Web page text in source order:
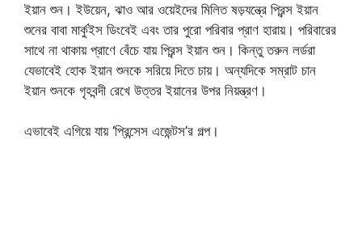
ইয়ান শুন। ইউয়েন, ঝাও আর ওয়েইদের মিলিত ষড়যন্ত্রে প্রিন্স ইয়ান
শুনের বাবা মার্কুইস ডিংবেই এবং তার পুরো পরিবার প্রাণ হারায়। পরিবারের
সাথে না থাকায় প্রাণে বেঁচে যায় প্রিন্স ইয়ান শুন। কিন্তু তরুন লর্ডরা
যেভাবেই হোক ইয়ান শুনকে সরিয়ে দিতে চায়। অন্যদিকে সম্রাট চান
ইয়ান শুনকে গৃহবন্দী রেখে উত্তর ইয়ানের উপর নিয়ন্ত্রণ।
এভাবেই এগিয়ে যায় ‘প্রিন্সেস এজেন্টস’র গল্প।